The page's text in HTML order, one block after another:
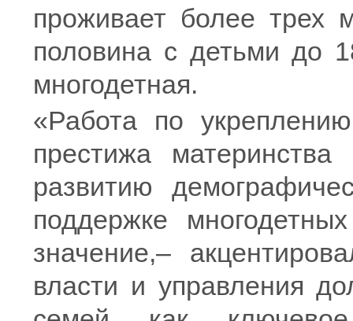
проживает более трех
половина с детьми до
многодетная.
«Работа по
престижа
развитию
поддержке
значение,–
власти и управления